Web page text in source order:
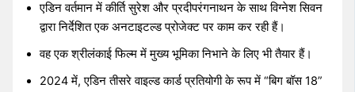
एडिन वर्तमान में कीर्ति सुरेश और प्रदीपरंगनाथन के साथ विग्नेश सिवन
द्वारा निर्देशित एक अनटाइटल्ड प्रोजेक्ट पर काम कर रही हैं।
वह एक श्रीलंकाई फिल्म में मुख्य भूमिका निभाने के लिए भी तैयार हैं।
2024 में, एडिन तीसरे वाइल्ड कार्ड प्रतियोगी के रूप में “बिग बॉस 18”